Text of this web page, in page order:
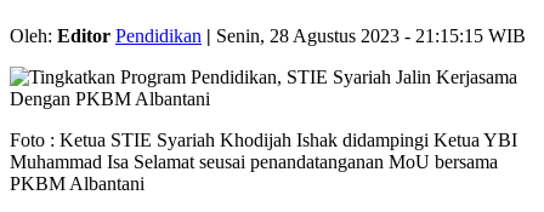
Oleh: Editor Pendidikan | Senin, 28 Agustus 2023 - 21:15:15 WIB
Foto : Ketua STIE Syariah Khodijah Ishak didampingi Ketua YBI
Muhammad Isa Selamat seusai penandatanganan MoU bersama
PKBM Albantani